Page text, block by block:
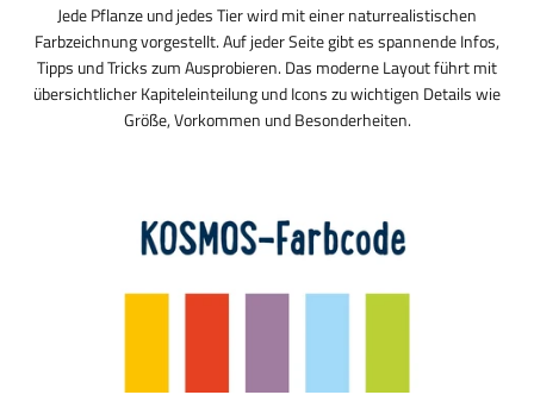
Jede Pflanze und jedes Tier wird mit einer naturrealistischen
Farbzeichnung vorgestellt. Auf jeder Seite gibt es spannende Infos,
Tipps und Tricks zum Ausprobieren. Das moderne Layout führt mit
übersichtlicher Kapiteleinteilung und Icons zu wichtigen Details wie
Größe, Vorkommen und Besonderheiten.